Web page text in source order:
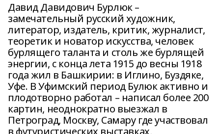
Давид Давидович Бурлюк –
замечательный русский художник,
литератор, издатель, критик, журналист,
теоретик и новатор искусства, человек
бурлящего таланта и столь же бурлящей
энергии, с конца лета 1915 до весны 1918
года жил в Башкирии: в Иглино, Буздяке,
Уфе. В Уфимский период Булюк активно и
плодотворно работал – написал более 200
картин, неоднократно выезжал в
Петроград, Москву, Самару где участвовал
в футуристических выставках,